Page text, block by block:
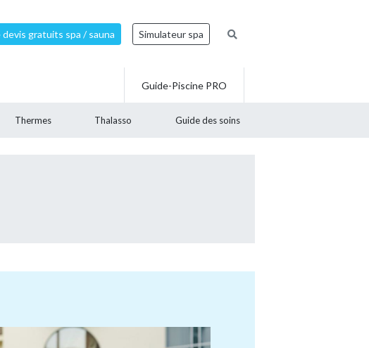
devis gratuits spa / sauna Simulateur spa
Thermes Thalasso Guide des soins
Guide-Piscine PRO